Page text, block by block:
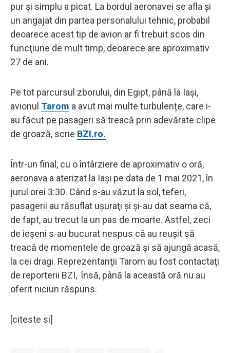
pur şi simplu a picat. La bordul aeronavei se afla şi
un angajat din partea personalului tehnic, probabil
deoarece acest tip de avion ar fi trebuit scos din
funcţiune de mult timp, deoarece are aproximativ
27 de ani.
Pe tot parcursul zborului, din Egipt, până la Iaşi,
avionul Tarom a avut mai multe turbulențe, care i-
au făcut pe pasageri să treacă prin adevărate clipe
de groază, scrie BZI.ro.
Într-un final, cu o întârziere de aproximativ o oră,
aeronava a aterizat la Iaşi pe data de 1 mai 2021, în
jurul orei 3:30. Când s-au văzut la sol, teferi,
pasagerii au răsuflat uşuraţi şi şi-au dat seama că,
de fapt, au trecut la un pas de moarte. Astfel, zeci
de ieşeni s-au bucurat nespus că au reuşit să
treacă de momentele de groază şi să ajungă acasă,
la cei dragi. Reprezentanţii Tarom au fost contactaţi
de reporterii BZI, însă, până la această oră nu au
oferit niciun răspuns.
[citeste si]